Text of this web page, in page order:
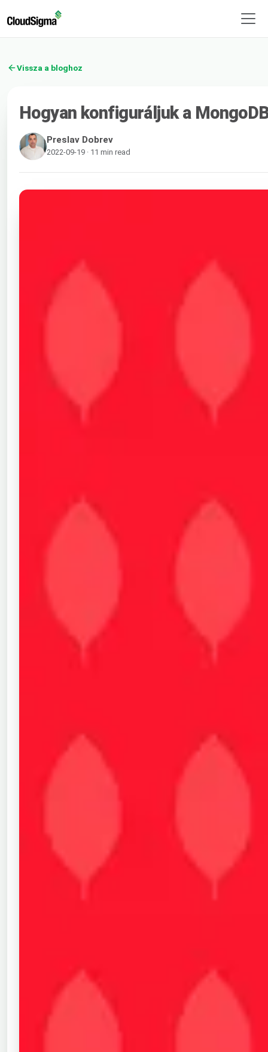
Vissza a bloghoz
Hogyan konfiguráljuk a
Preslav Dobrev
2022-09-19 · 11 min read